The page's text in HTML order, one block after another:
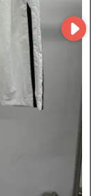
les
avec des
l'offre
permet de
attirant ainsi
et un
compétitif
Équipez votre
et accédez